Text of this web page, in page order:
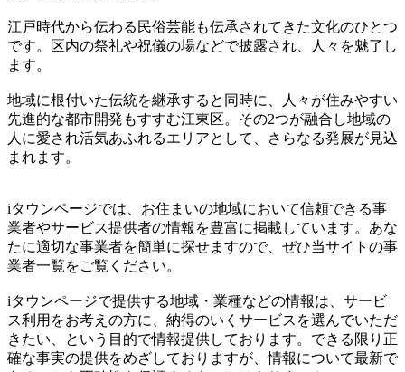
江戸時代から伝わる民俗芸能も伝承されてきた文化のひとつ
です。区内の祭礼や祝儀の場などで披露され、人々を魅了し
ます。
地域に根付いた伝統を継承すると同時に、人々が住みやすい
先進的な都市開発もすすむ江東区。その2つが融合し地域の
人に愛され活気あふれるエリアとして、さらなる発展が見込
まれます。
iタウンページでは、お住まいの地域において信頼できる事
業者やサービス提供者の情報を豊富に掲載しています。あな
たに適切な事業者を簡単に探せますので、ぜひ当サイトの事
業者一覧をご覧ください。
iタウンページで提供する地域・業種などの情報は、サービ
ス利用をお考えの方に、納得のいくサービスを選んでいただ
きたい、という目的で情報提供しております。できる限り正
確な事実の提供をめざしておりますが、情報について最新で